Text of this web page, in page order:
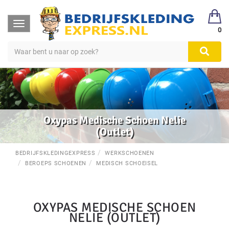
Toggle
navigation
0
Oxypas Medische Schoen Nelie
(Outlet)
BEDRIJFSKLEDINGEXPRESS
WERKSCHOENEN
BEROEPS SCHOENEN
MEDISCH SCHOEISEL
OXYPAS MEDISCHE SCHOEN
NELIE (OUTLET)